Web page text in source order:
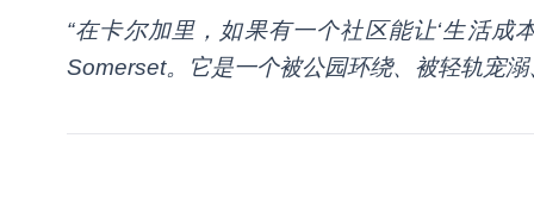
“在卡尔加里，如果有一个社区能让‘生活成
Somerset。它是一个被公园环绕、被轻轨宠